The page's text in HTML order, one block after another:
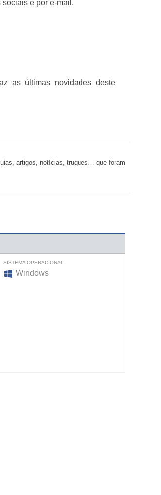
e por e-mail.
as últimas novidades deste
artigos, notícias, truques… que foram
SISTEMA OPERACIONAL
Windows